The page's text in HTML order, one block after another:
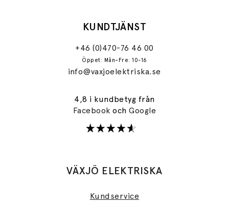
KUNDTJÄNST
+46 (0)470-76 46 00
Öppet: Mån–Fre: 10-16
info@vaxjoelektriska.se
4,8 i kundbetyg från
FacebookochGoogle
VÄXJÖ ELEKTRISKA
Kundservice